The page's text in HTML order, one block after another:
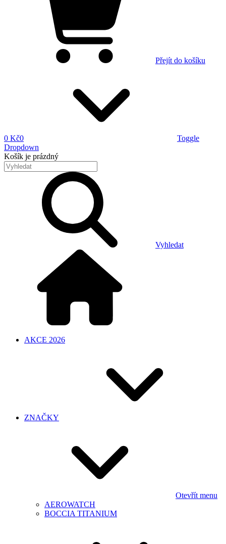
Přejít do košíku
0 Kč0
Toggle
Dropdown
Košík je prázdný
Vyhledat
AKCE 2026
ZNAČKY
Otevřít menu
AEROWATCH
BOCCIA TITANIUM